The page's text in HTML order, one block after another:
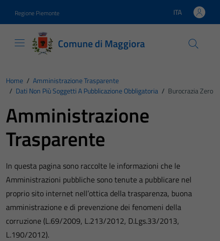
Regione Piemonte Lingua attiva:
ITA
Comune di Maggiora
Home / Amministrazione Trasparente
/ Dati Non Più Soggetti A Pubblicazione Obbligatoria / Burocrazia Zero
Amministrazione
Trasparente
In questa pagina sono raccolte le informazioni che le
Amministrazioni pubbliche sono tenute a pubblicare nel
proprio sito internet nell’ottica della trasparenza, buona
amministrazione e di prevenzione dei fenomeni della
corruzione (L.69/2009, L.213/2012, D.Lgs.33/2013,
L.190/2012).